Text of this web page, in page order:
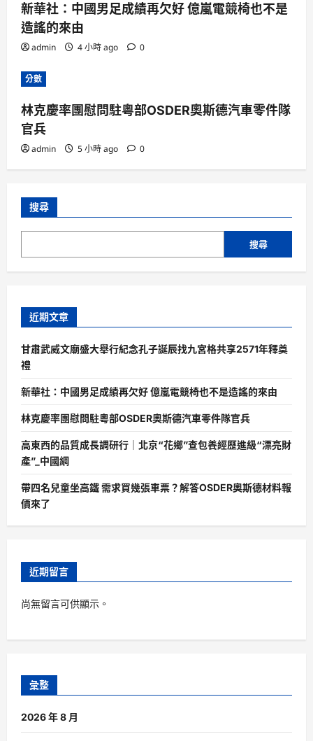
新華社：中國男足成績再欠好 億嵐電競椅也不是
造謠的來由
admin 4 小時 ago 0
分數
林克慶率團慰問駐粵部OSDER奧斯德汽車零件隊
官兵
admin 5 小時 ago 0
搜尋
搜尋
近期文章
甘肅武威文廟盛大舉行紀念孔子誕辰找九宮格共享2571年釋奠
禮
新華社：中國男足成績再欠好 億嵐電競椅也不是造謠的來由
林克慶率團慰問駐粵部OSDER奧斯德汽車零件隊官兵
高東西的品質成長調研行｜北京“花鄉”查包養經歷進級“漂亮財
產”_中國網
帶四名兒童坐高鐵 需求買幾張車票？解答OSDER奧斯德材料報
價來了
近期留言
尚無留言可供顯示。
彙整
2026 年 8 月